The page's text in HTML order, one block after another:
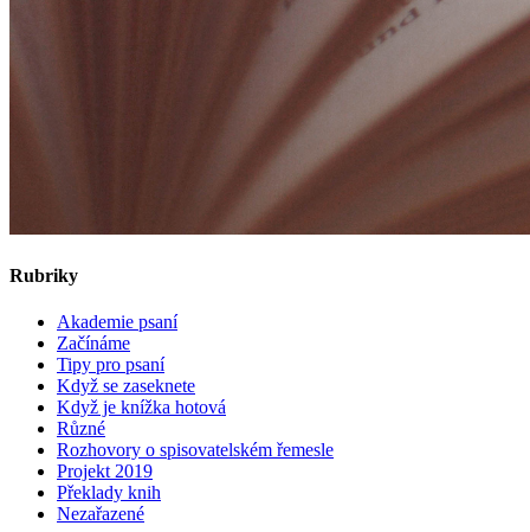
Rubriky
Akademie psaní
Začínáme
Tipy pro psaní
Když se zaseknete
Když je knížka hotová
Různé
Rozhovory o spisovatelském řemesle
Projekt 2019
Překlady knih
Nezařazené